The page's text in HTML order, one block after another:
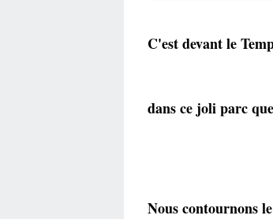
C'est devant le
dans ce joli parc
Nous contournons